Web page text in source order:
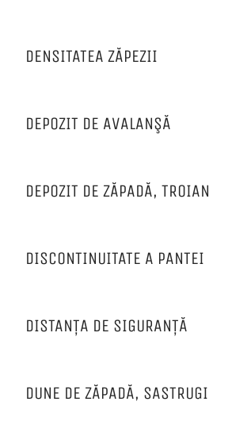
DENSITATEA ZĂPEZII
DEPOZIT DE AVALANŞĂ
DEPOZIT DE ZĂPADĂ, TROIAN
DISCONTINUITATE A PANTEI
DISTANȚA DE SIGURANȚĂ
DUNE DE ZĂPADĂ, SASTRUGI